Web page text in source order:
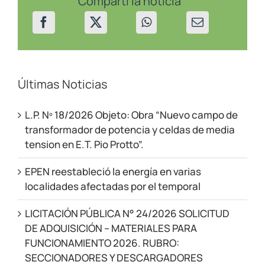
Últimas Noticias
L.P. Nº 18/2026 Objeto: Obra “Nuevo campo de
transformador de potencia y celdas de media
tension en E.T. Pio Protto”.
EPEN reestableció la energía en varias
localidades afectadas por el temporal
LICITACIÓN PÚBLICA N° 24/2026 SOLICITUD
DE ADQUISICIÓN – MATERIALES PARA
FUNCIONAMIENTO 2026. RUBRO:
SECCIONADORES Y DESCARGADORES